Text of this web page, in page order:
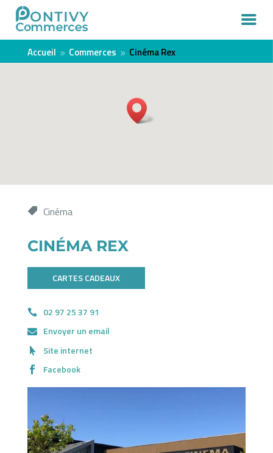
Accueil 9 Commerces 9 Cinéma Rex
Cinéma
CINÉMA REX
CARTES CADEAUX
02 97 25 37 91
Envoyer un email
Site internet
Facebook